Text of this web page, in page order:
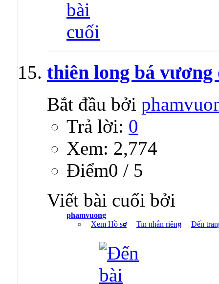
thiên long bá vương
Bắt đầu bởi
Trả lời: 0
Xem: 2,774
Ðiểm0 / 5
Viết bài cuối bởi
phamvuong
Xem Hồ sơ
Tin nhắn riêng Đến